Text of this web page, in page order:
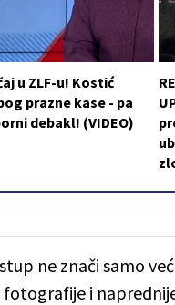
u ZLF-u! Kostić
prazne kase - pa
debakl! (VIDEO)
ne znači samo
i